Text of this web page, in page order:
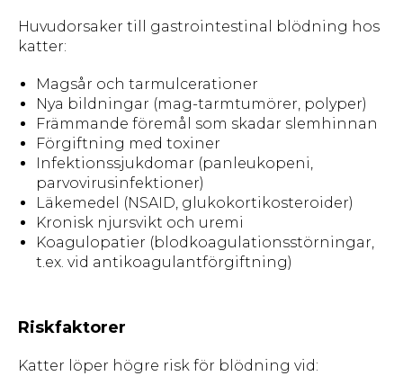
Huvudorsaker till gastrointestinal blödning hos
katter:
Magsår och tarmulcerationer
Nya bildningar (mag-tarmtumörer, polyper)
Främmande föremål som skadar slemhinnan
Förgiftning med toxiner
Infektionssjukdomar (panleukopeni,
parvovirusinfektioner)
Läkemedel (NSAID, glukokortikosteroider)
Kronisk njursvikt och uremi
Koagulopatier (blodkoagulationsstörningar,
t.ex. vid antikoagulantförgiftning)
Riskfaktorer
Katter löper högre risk för blödning vid: